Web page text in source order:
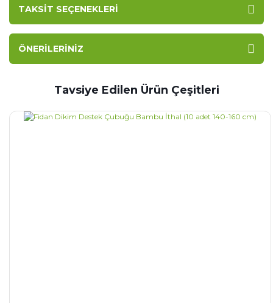
TAKSIT SEÇENEKLERI
ÖNERILERINIZ
Tavsiye Edilen Ürün Çeşitleri